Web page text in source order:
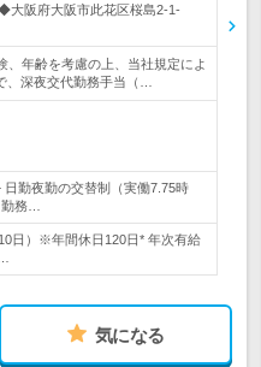
大阪府大阪市此花区桜島2-1-
年齢を考慮の上、当社規定によ
深夜交代勤務手当（…
勤夜勤の交替制（実働7.75時
務…
日）※年間休日120日* 年次有給
気になる